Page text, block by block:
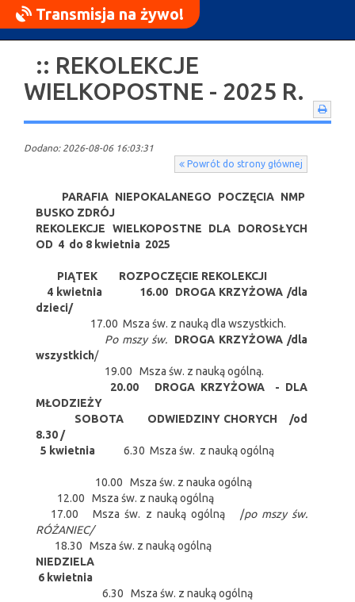
:: REKOLEKCJE
WIELKOPOSTNE - 2025 R.
Dodano: 2026-08-06 16:03:31
Powrót do strony głównej
PARAFIA NIEPOKALANEGO POCZĘCIA NMP
BUSKO ZDRÓJ
REKOLEKCJE WIELKOPOSTNE DLA DOROSŁYCH
OD 4 do 8 kwietnia 2025
PIĄTEK ROZPOCZĘCIE REKOLEKCJI
4 kwietnia
16.00 DROGA KRZYŻOWA /dla
dzieci/
17.00 Msza św. z nauką dla wszystkich.
Po mszy św.
DROGA KRZYŻOWA /dla
wszystkich/
19.00 Msza św. z nauką ogólną.
20.00 DROGA KRZYŻOWA - DLA
MŁODZIEŻY
SOBOTA ODWIEDZINY CHORYCH
/od
8.30 /
5 kwietnia 6.30 Msza św. z nauką ogólną
10.00 Msza św. z nauka ogólną
12.00 Msza św. z nauką ogólną
17.00 Msza św. z nauką ogólną /po mszy św.
RÓŻANIEC/
18.30 Msza św. z nauką ogólną
NIEDZIELA
6 kwietnia
6.30 Msza św. z nauką ogólną
Transmisja na żywo!